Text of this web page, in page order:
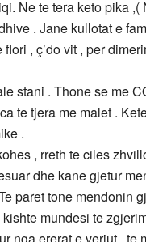
Ne te tera keto pika ,(
. Jane kullotat e
, ç’do vit , per
stani . Thone se me
te tjera me malet .
.
, rreth te ciles
dhe kane gjetur
paret tone mendonin
mundesi te